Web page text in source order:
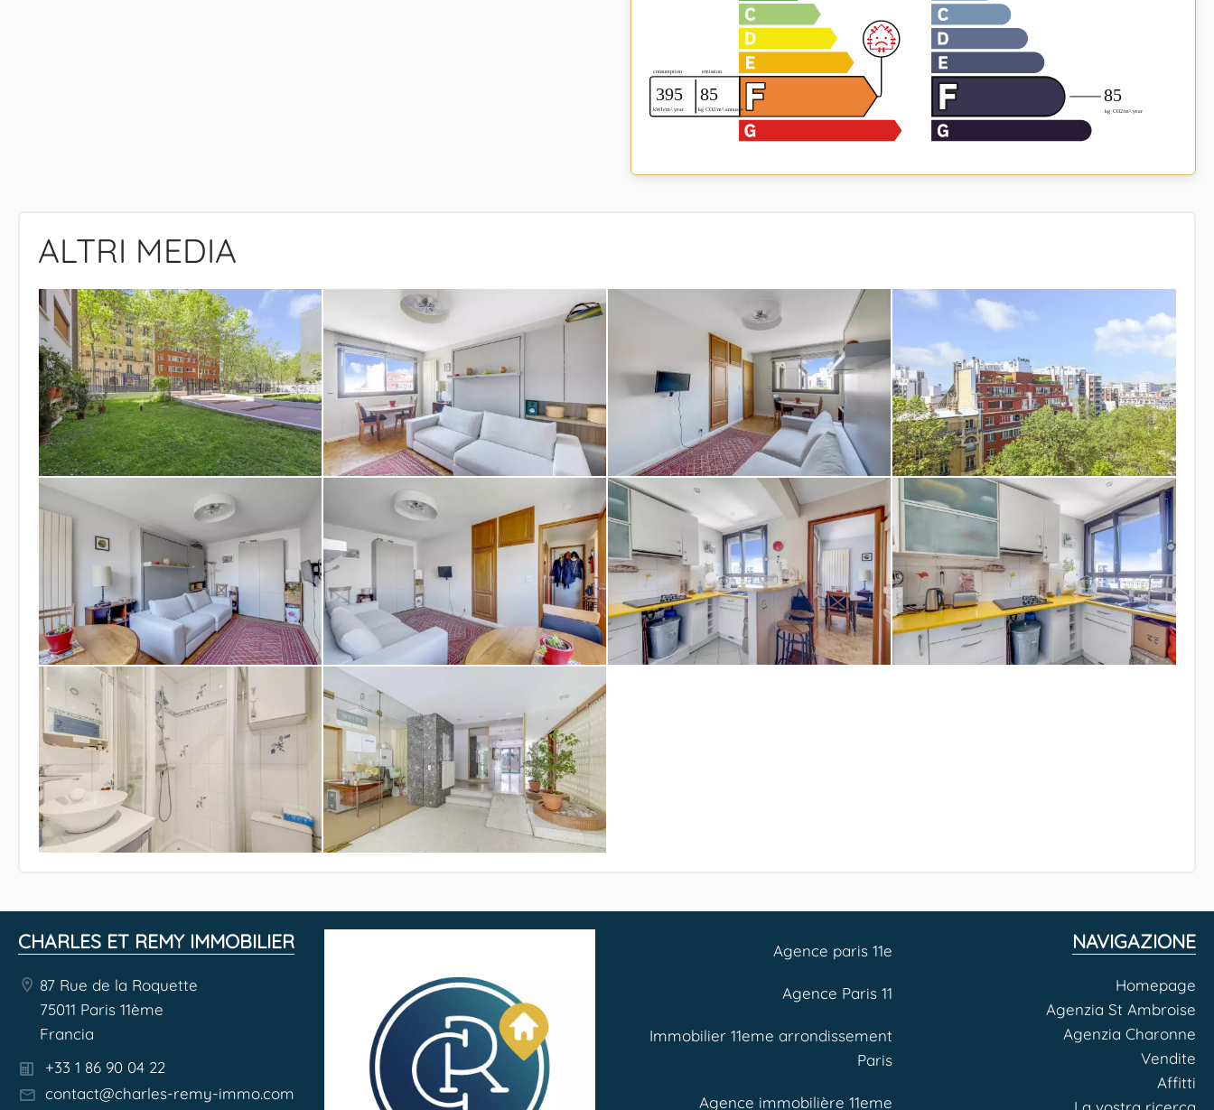
ALTRI MEDIA
CHARLES ET REMY IMMOBILIER
87 Rue de la Roquette
75011 Paris 11ème
Francia
+33 1 86 90 04 22
contact@charles-remy-immo.com
Agence paris 11e
Agence Paris 11
Immobilier 11eme arrondissement
Paris
Agence immobilière 11eme
NAVIGAZIONE
Homepage
Agenzia St Ambroise
Agenzia Charonne
Vendite
Affitti